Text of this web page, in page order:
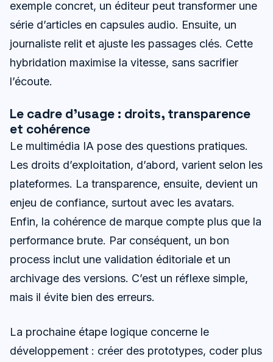
exemple concret, un éditeur peut transformer une
série d’articles en capsules audio. Ensuite, un
journaliste relit et ajuste les passages clés. Cette
hybridation maximise la vitesse, sans sacrifier
l’écoute.
Le cadre d’usage : droits, transparence
et cohérence
Le multimédia IA pose des questions pratiques.
Les droits d’exploitation, d’abord, varient selon les
plateformes. La transparence, ensuite, devient un
enjeu de confiance, surtout avec les avatars.
Enfin, la cohérence de marque compte plus que la
performance brute. Par conséquent, un bon
process inclut une validation éditoriale et un
archivage des versions. C’est un réflexe simple,
mais il évite bien des erreurs.
La prochaine étape logique concerne le
développement : créer des prototypes, coder plus